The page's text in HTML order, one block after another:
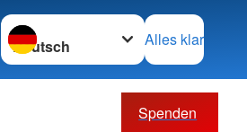
Sprache wechseln zu
Alles klar
Spenden